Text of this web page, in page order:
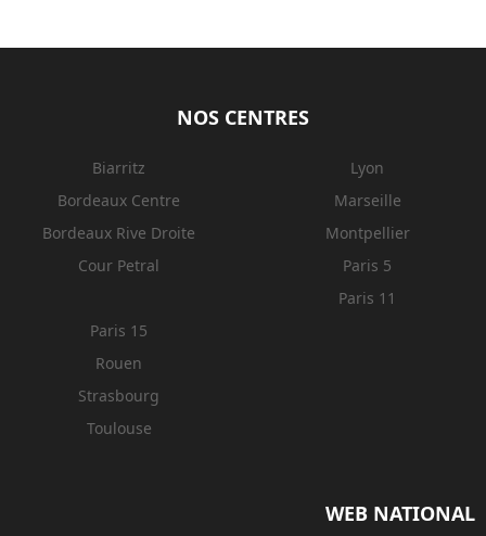
NOS CENTRES
Biarritz
Bordeaux Centre
Bordeaux Rive Droite
Cour Petral
Lyon
Marseille
Montpellier
Paris 5
Paris 11
Paris 15
Rouen
Strasbourg
Toulouse
WEB NATIONAL